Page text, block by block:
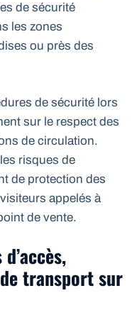
de sécurité
les zones
ou près des
de sécurité lors
sur le respect des
de circulation.
risques de
de protection des
appelés à
de vente.
transport sur